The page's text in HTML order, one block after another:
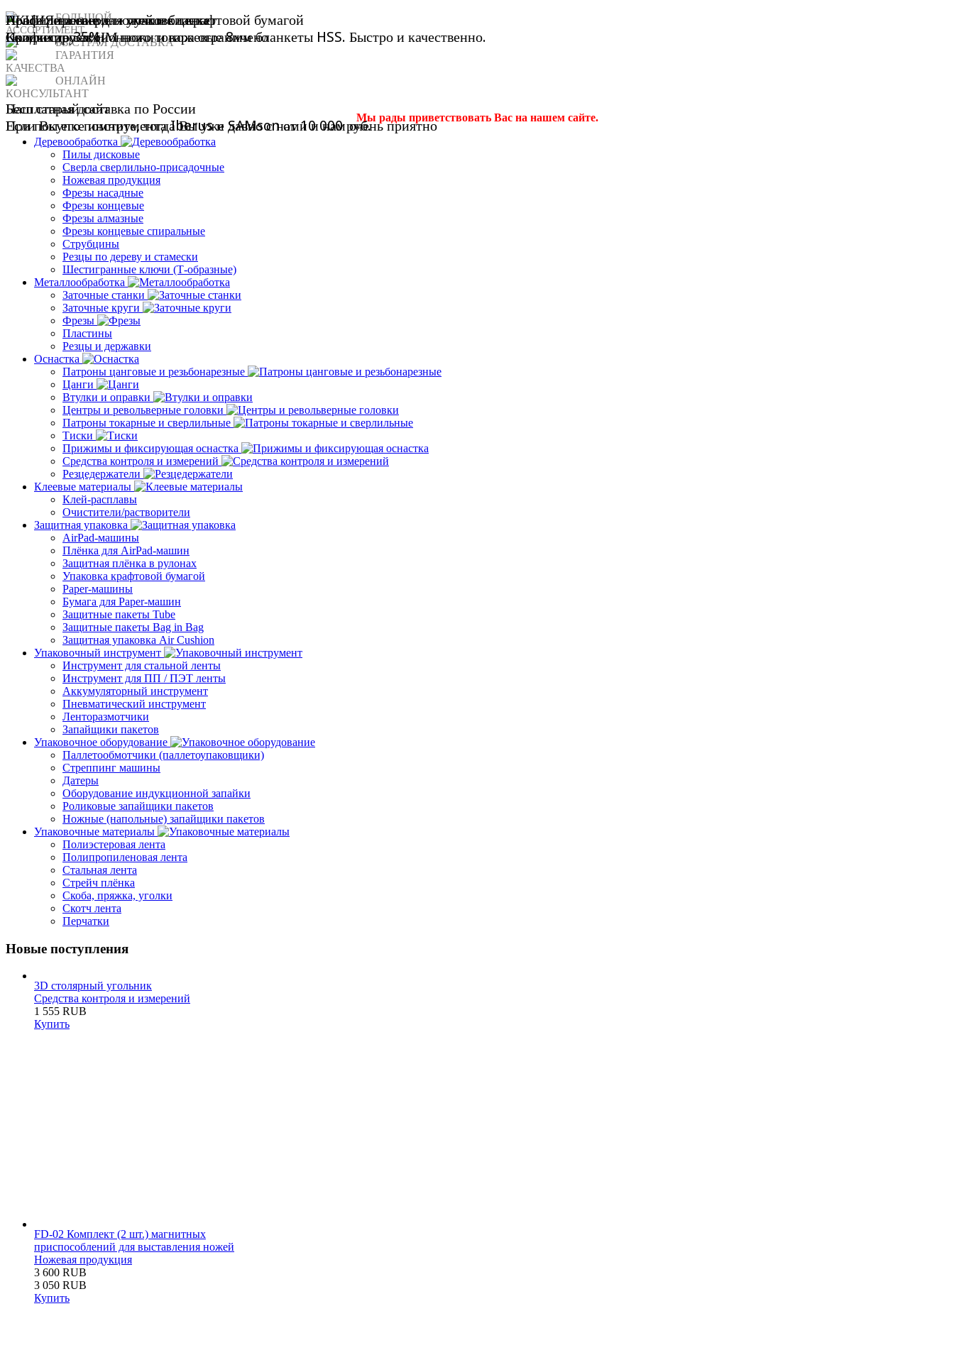
АКЦИЯ на сверла - лучшие цены
Количество акционного товара ограничено
Новое решение для упаковки крафтовой бумагой
Скидки до 35%
Профилирование ножей и бланкет
Профилируем НМ ножи и ножевые 8мм бланкеты HSS. Быстро и качественно.
БОЛЬШОЙ
АССОРТИМЕНТ
БЫСТРАЯ ДОСТАВКА
ГАРАНТИЯ
КАЧЕСТВА
ОНЛАЙН
КОНСУЛЬТАНТ
Наш старый сайт
Если Вы его помните, тогда Вы уже давно с нами и нам очень приятно
Бесплатная доставка по России
При покупке инструмента Iberus и SAMson от 10 000 руб.Мы рады приветствовать Вас на нашем сайте.
Деревообработка
Пилы дисковые
Сверла сверлильно-присадочные
Ножевая продукция
Фрезы насадные
Фрезы концевые
Фрезы алмазные
Фрезы концевые спиральные
Струбцины
Резцы по дереву и стамески
Шестигранные ключи (Т-образные)
Металлообработка
Заточные станки
Заточные круги
Фрезы
Пластины
Резцы и державки
Оснастка
Патроны цанговые и резьбонарезные
Цанги
Втулки и оправки
Центры и револьверные головки
Патроны токарные и сверлильные
Тиски
Прижимы и фиксирующая оснастка
Средства контроля и измерений
Резцедержатели
Клеевые материалы
Клей-расплавы
Очистители/растворители
Защитная упаковка
AirPad-машины
Плёнка для AirPad-машин
Защитная плёнка в рулонах
Упаковка крафтовой бумагой
Paper-машины
Бумага для Paper-машин
Защитные пакеты Tube
Защитные пакеты Bag in Bag
Защитная упаковка Air Cushion
Упаковочный инструмент
Инструмент для стальной ленты
Инструмент для ПП / ПЭТ ленты
Аккумуляторный инструмент
Пневматический инструмент
Ленторазмотчики
Запайщики пакетов
Упаковочное оборудование
Паллетообмотчики (паллетоупаковщики)
Стреппинг машины
Датеры
Оборудование индукционной запайки
Роликовые запайщики пакетов
Ножные (напольные) запайщики пакетов
Упаковочные материалы
Полиэстеровая лента
Полипропиленовая лента
Стальная лента
Стрейч плёнка
Скоба, пряжка, уголки
Скотч лента
Перчатки
Новые поступления
3D столярный угольник
Средства контроля и измерений
1 555 RUB
Купить
FD-02 Комплект (2 шт.) магнитных
приспособлений для выставления ножей
Ножевая продукция
3 600 RUB
3 050 RUB
Купить